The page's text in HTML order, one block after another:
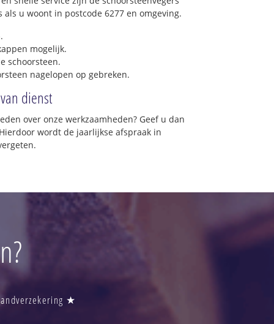
u woont in postcode 6277 en omgeving.
mogelijk.
schoorsteen.
nagelopen op gebreken.
dienst
over onze werkzaamheden? Geef u dan
wordt de jaarlijkse afspraak in
★